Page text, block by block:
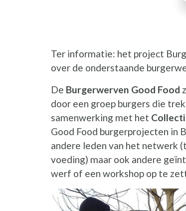
Ter informatie: het project
over de onderstaande
De Burgerwerven Good Food
door een groep burgers die
samenwerking met het
Good Food burgerprojecten in
andere leden van het netwerk
voeding) maar ook andere
werf of een workshop op te